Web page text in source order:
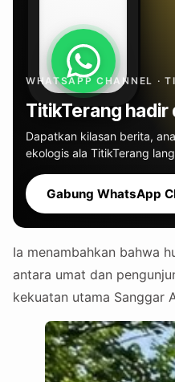
WHATSAPP CHANNEL ·
TitikTerang hadir
Dapatkan kilasan berita,
ekologis ala TitikTerang
Gabung WhatsApp
Ia menambahkan bahwa
antara umat dan
kekuatan utama Sanggar